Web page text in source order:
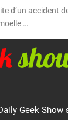
d’un accident
…
Geek